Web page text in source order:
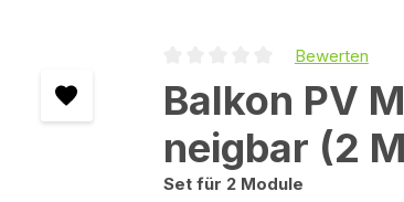
Bewerten
Balkon PV
neigbar (2
Set für 2 Module